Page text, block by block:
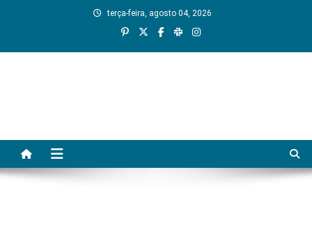
terça-feira, agosto 04, 2026